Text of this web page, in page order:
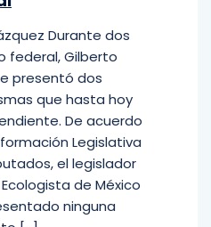
Durante dos
federal, Gilberto
presentó dos
que hasta hoy
De acuerdo
Legislativa
el legislador
de México
ninguna